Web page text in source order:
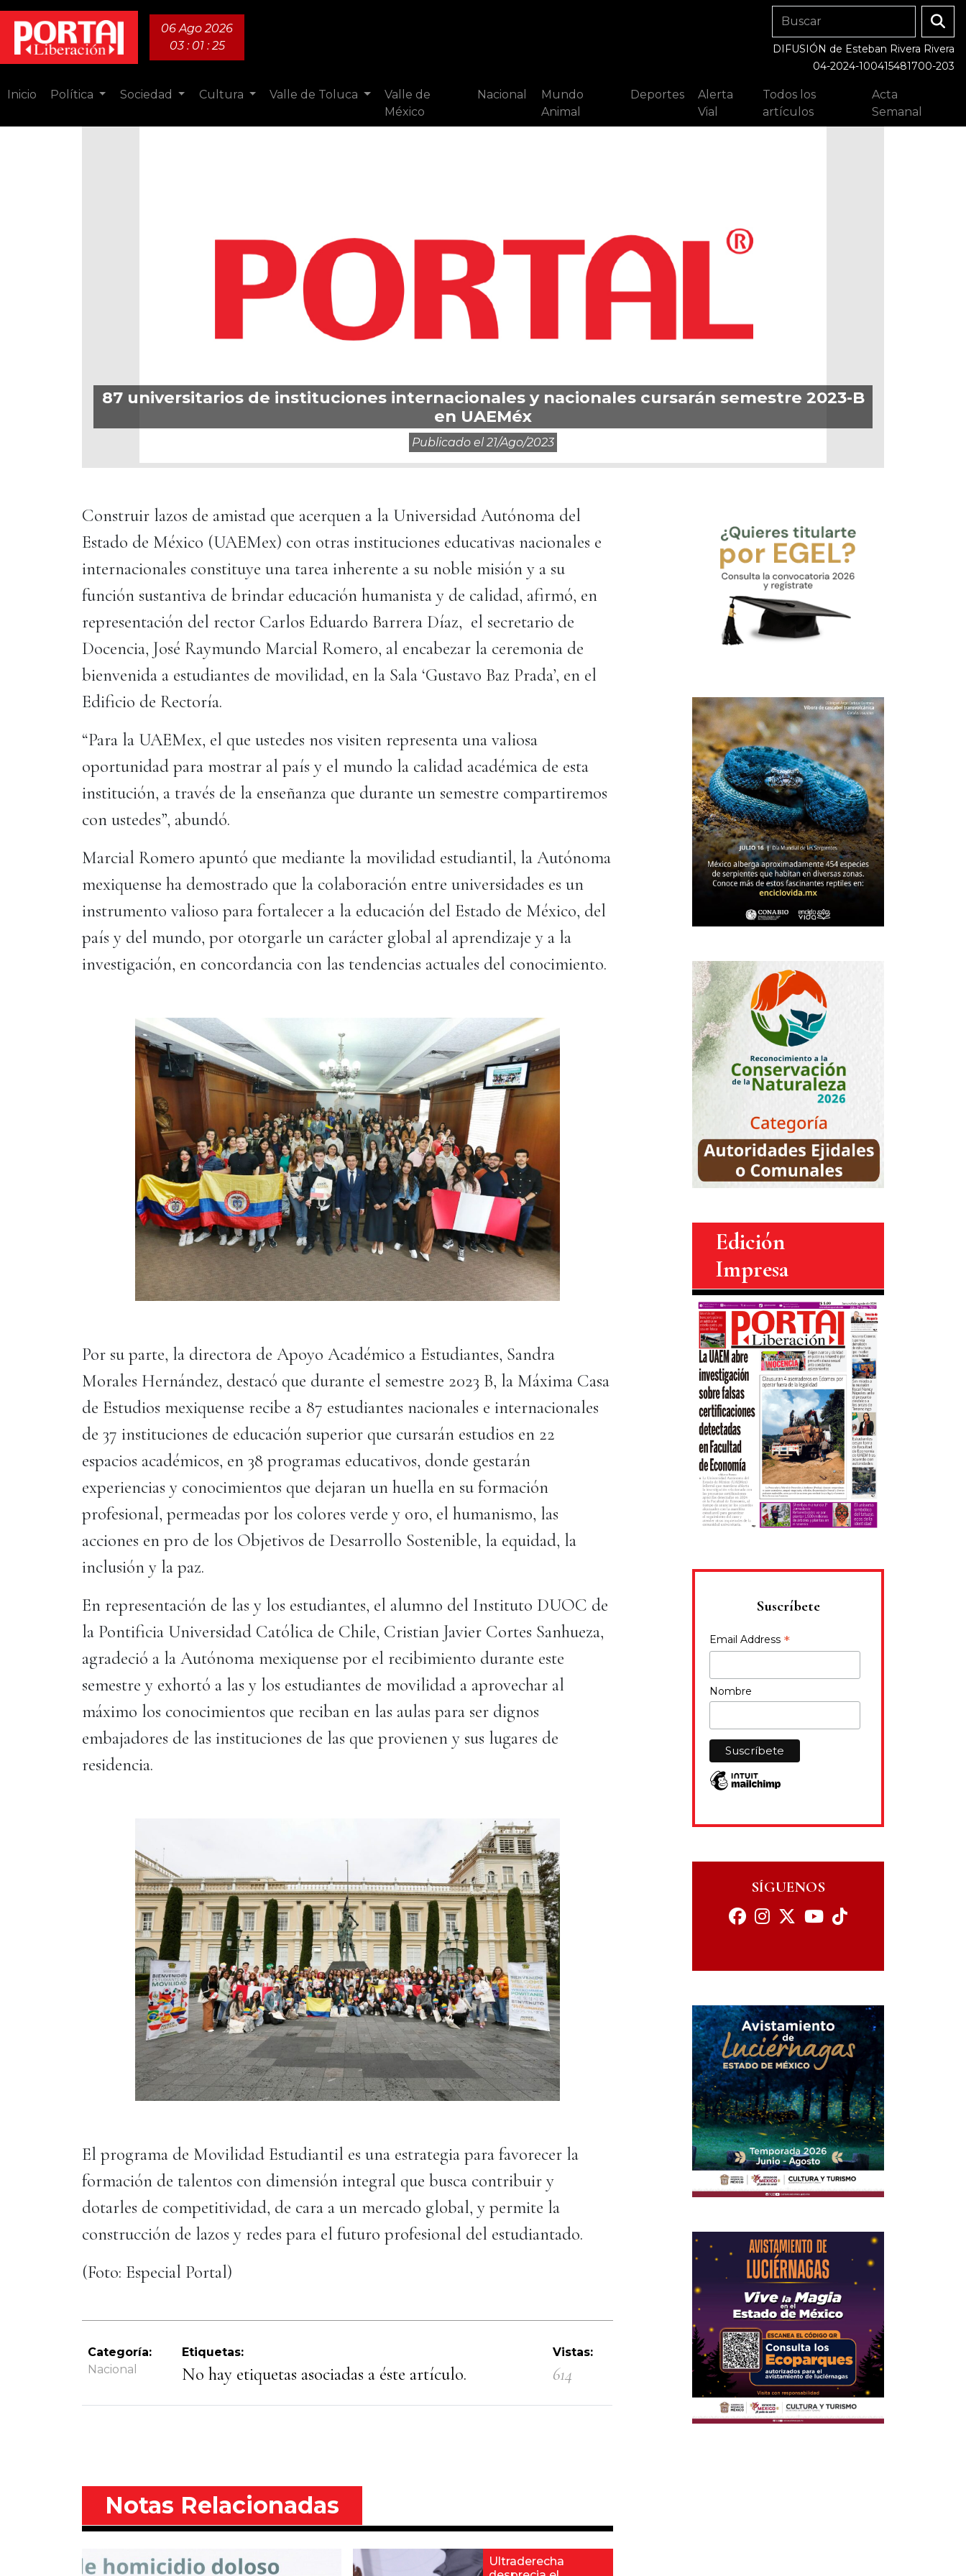
06 Ago 2026
03 : 01 : 27
DIFUSIÓN de Esteban Rivera Rivera
04-2024-100415481700-203
Inicio Política Sociedad Cultura Valle de Toluca
Valle de
México
Nacional
Mundo
Animal
Deportes
Alerta
Vial
Todos los
artículos
Acta
Semanal
87 universitarios de instituciones internacionales y nacionales cursarán semestre 2023-B
en UAEMéx
Publicado el21/ago/2023
Construir lazos de amistad que acerquen a la Universidad Autónoma del
Estado de México (UAEMex) con otras instituciones educativas nacionales e
internacionales constituye una tarea inherente a su noble misión y a su
función sustantiva de brindar educación humanista y de calidad, afirmó, en
representación del rector Carlos Eduardo Barrera Díaz, el secretario de
Docencia, José Raymundo Marcial Romero, al encabezar la ceremonia de
bienvenida a estudiantes de movilidad, en la Sala ‘Gustavo Baz Prada’, en el
Edificio de Rectoría.
“Para la UAEMex, el que ustedes nos visiten representa una valiosa
oportunidad para mostrar al país y el mundo la calidad académica de esta
institución, a través de la enseñanza que durante un semestre compartiremos
con ustedes”, abundó.
Marcial Romero apuntó que mediante la movilidad estudiantil, la Autónoma
mexiquense ha demostrado que la colaboración entre universidades es un
instrumento valioso para fortalecer a la educación del Estado de México, del
país y del mundo, por otorgarle un carácter global al aprendizaje y a la
investigación, en concordancia con las tendencias actuales del conocimiento.
Por su parte, la directora de Apoyo Académico a Estudiantes, Sandra
Morales Hernández, destacó que durante el semestre 2023 B, la Máxima Casa
de Estudios mexiquense recibe a 87 estudiantes nacionales e internacionales
de 37 instituciones de educación superior que cursarán estudios en 22
espacios académicos, en 38 programas educativos, donde gestarán
experiencias y conocimientos que dejaran un huella en su formación
profesional, permeadas por los colores verde y oro, el humanismo, las
acciones en pro de los Objetivos de Desarrollo Sostenible, la equidad, la
inclusión y la paz.
En representación de las y los estudiantes, el alumno del Instituto DUOC de
la Pontificia Universidad Católica de Chile, Cristian Javier Cortes Sanhueza,
agradeció a la Autónoma mexiquense por el recibimiento durante este
semestre y exhortó a las y los estudiantes de movilidad a aprovechar al
máximo los conocimientos que reciban en las aulas para ser dignos
embajadores de las instituciones de las que provienen y sus lugares de
residencia.
El programa de Movilidad Estudiantil es una estrategia para favorecer la
formación de talentos con dimensión integral que busca contribuir y
dotarles de competitividad, de cara a un mercado global, y permite la
construcción de lazos y redes para el futuro profesional del estudiantado.
(Foto: Especial Portal)
Categoría:
Nacional
Etiquetas:
No hay etiquetas asociadas a éste artículo.
Vistas:
614
Notas Relacionadas
Ultraderecha
Edición
Impresa
Suscríbete
Email Address *
Nombre
SÍGUENOS